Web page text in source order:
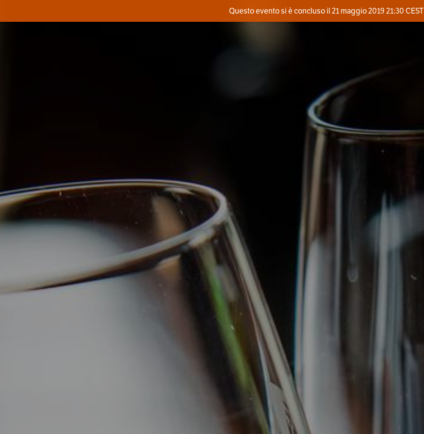
Questo evento si è concluso il 21 maggio 2019 21:30 CEST